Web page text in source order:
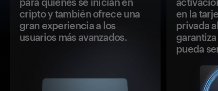
cripto y también ofrece una
gran experiencia a los
usuarios más avanzados.
en la
privada
pueda